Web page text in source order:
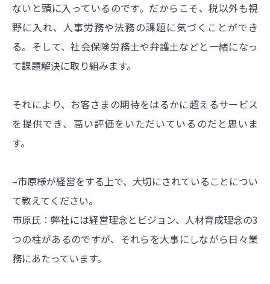
ないと頭に入っているのです。だからこそ、税以外も視
野に入れ、人事労務や法務の課題に気づくことができ
る。そして、社会保険労務士や弁護士などと一緒になっ
て課題解決に取り組みます。
それにより、お客さまの期待をはるかに超えるサービス
を提供でき、高い評価をいただいているのだと思いま
す。
–市原様が経営をする上で、大切にされていることについ
て教えてください。
市原氏：弊社には経営理念とビジョン、人材育成理念の3
つの柱があるのですが、それらを大事にしながら日々業
務にあたっています。